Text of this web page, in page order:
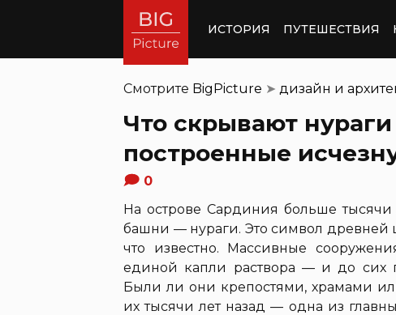
ИСТОРИЯ ПУТЕШЕСТВИЯ
Смотрите BigPicture ➤ дизайн и
Что скрывают
построенные
0
На острове Сардиния больше
башни — нураги. Это символ древней
что известно. Массивные
единой капли раствора — и до сих
Были ли они крепостями, храмами
их тысячи лет назад — одна из